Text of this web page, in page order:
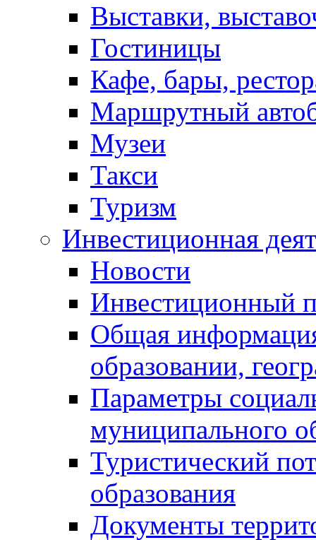
Выставки,
Гостиницы
Кафе, бары,
Маршрутный
Музеи
Такси
Туризм
Инвестиционная
Новости
Инвестиционный
Общая
образовании,
Параметры
муниципального
Туристический
образования
Документы